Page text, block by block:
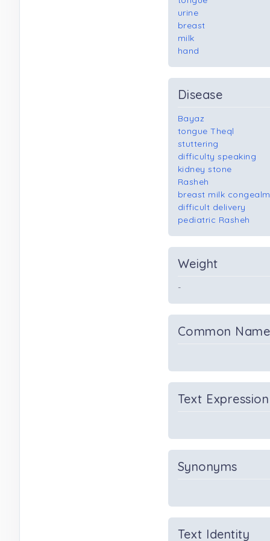
urine
breast
milk
hand
Disease
Bayaz
tongue Theql
stuttering
difficulty speaking
kidney stone
Rasheh
breast milk
difficult delivery
pediatric Rasheh
Weight
-
Common Name
Text Expression
Synonyms
Text Identity